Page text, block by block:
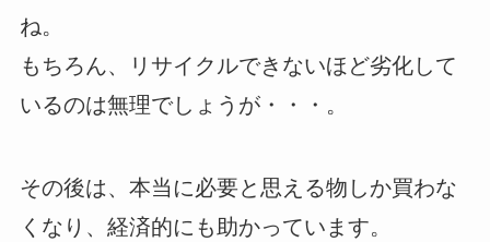
ね。
もちろん、リサイクルできないほど劣化して
いるのは無理でしょうが・・・。
その後は、本当に必要と思える物しか買わな
くなり、経済的にも助かっています。